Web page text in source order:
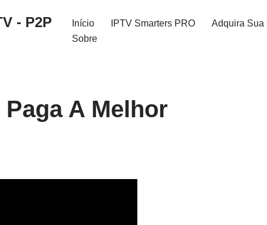
- P2P Início IPTV Smarters PRO Adquira Sua
Sobre
Paga A Melhor